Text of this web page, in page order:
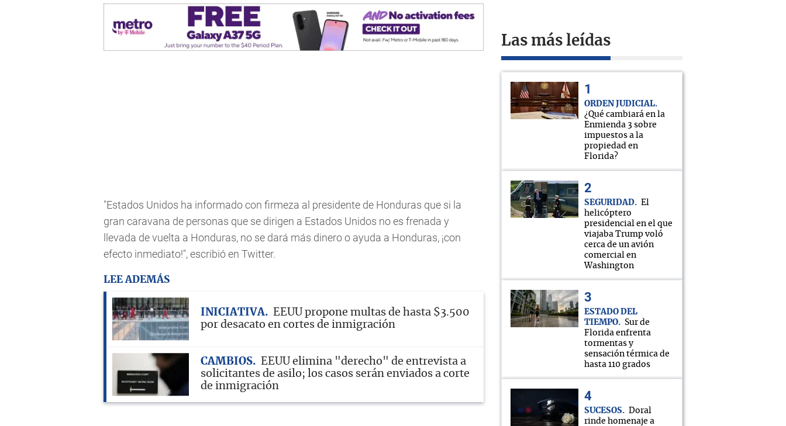
"Estados Unidos ha informado con firmeza al presidente de Honduras que si la
gran caravana de personas que se dirigen a Estados Unidos no es frenada y
llevada de vuelta a Honduras, no se dará más dinero o ayuda a Honduras, ¡con
efecto inmediato!", escribió en Twitter.
LEE ADEMÁS
INICIATIVA
EEUU propone multas de hasta $3.500
por desacato en cortes de inmigración
CAMBIOS
EEUU elimina "derecho" de entrevista a
solicitantes de asilo; los casos serán enviados a corte
de inmigración
Las más leídas
ORDEN JUDICIAL
¿Qué cambiará en la
Enmienda 3 sobre
impuestos a la
propiedad en
Florida?
SEGURIDAD
El
helicóptero
presidencial en el que
viajaba Trump voló
cerca de un avión
comercial en
Washington
ESTADO DEL
TIEMPO
Sur de
Florida enfrenta
tormentas y
sensación térmica de
hasta 110 grados
SUCESOS
Doral
rinde homenaje a